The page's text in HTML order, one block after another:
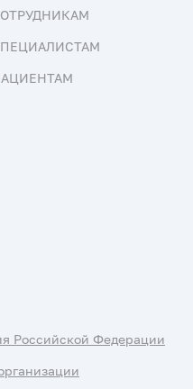
Российской Федерации